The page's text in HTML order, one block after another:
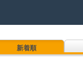
新着順